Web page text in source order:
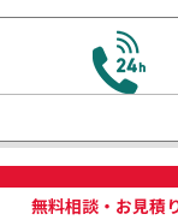
無料相談・お見積